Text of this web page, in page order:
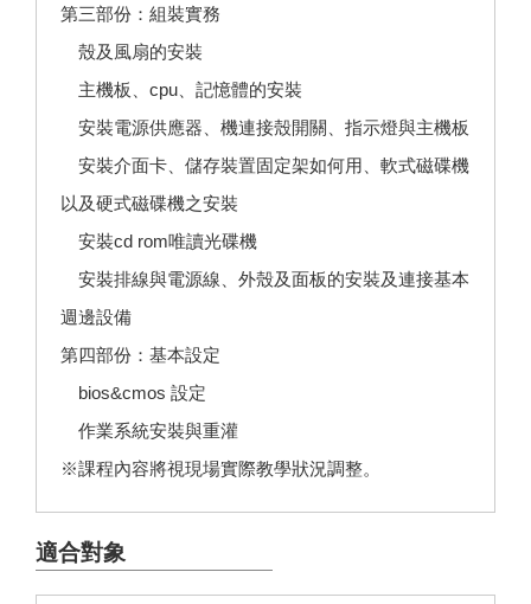
第三部份：組裝實務
殼及風扇的安裝
主機板、cpu、記憶體的安裝
安裝電源供應器、機連接殼開關、指示燈與主機板
安裝介面卡、儲存裝置固定架如何用、軟式磁碟機
以及硬式磁碟機之安裝
安裝cd rom唯讀光碟機
安裝排線與電源線、外殼及面板的安裝及連接基本
週邊設備
第四部份：基本設定
bios&cmos 設定
作業系統安裝與重灌
※課程內容將視現場實際教學狀況調整。
適合對象